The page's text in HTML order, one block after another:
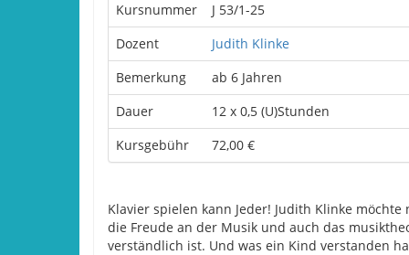
Kursnummer
J 53/1-25
Dozent
Judith Klinke
Bemerkung
ab 6 Jahren
Dauer
12 x 0,5 (U)Stunden
Kursgebühr
72,00 €
Klavier spielen kann Jeder! Judith Klinke
die Freude an der Musik und auch das
verständlich ist. Und was ein Kind verstanden